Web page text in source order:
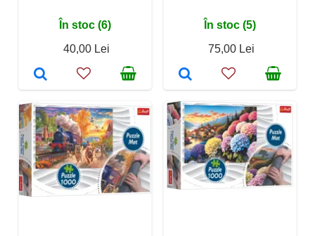
În stoc (6)
40,00 Lei
În stoc (5)
75,00 Lei